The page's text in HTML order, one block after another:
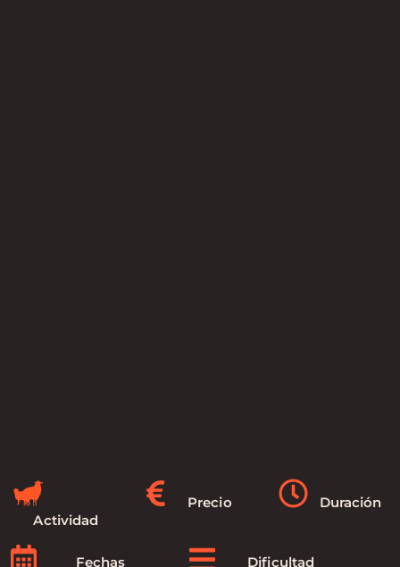
Actividad
Precio Duración
Fechas Dificultad